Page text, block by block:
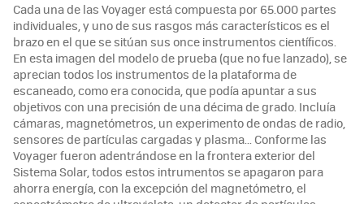
Cada una de las Voyager está compuesta por 65.000 partes
individuales, y uno de sus rasgos más característicos es el
brazo en el que se sitúan sus once instrumentos científicos.
En esta imagen del modelo de prueba (que no fue lanzado), se
aprecian todos los instrumentos de la plataforma de
escaneado, como era conocida, que podía apuntar a sus
objetivos con una precisión de una décima de grado. Incluía
cámaras, magnetómetros, un experimento de ondas de radio,
sensores de partículas cargadas y plasma... Conforme las
Voyager fueron adentrándose en la frontera exterior del
Sistema Solar, todos estos intrumentos se apagaron para
ahorra energía, con la excepción del magnetómetro, el